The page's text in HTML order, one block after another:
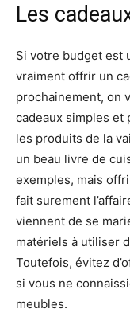
Les
Si votre budget est
vraiment offrir un
prochainement, on
cadeaux simples et
les produits de la
un beau livre de
exemples, mais
fait surement
viennent de se
matériels à utiliser
Toutefois, évitez
si vous ne
meubles.